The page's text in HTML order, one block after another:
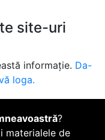
site-uri
informație. Da-
loga.
?
materialele de